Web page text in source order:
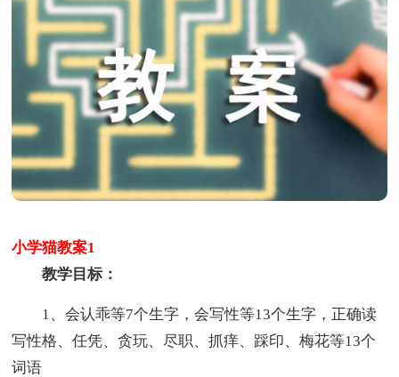
小学猫教案1
教学目标：
1、会认乖等7个生字，会写性等13个生字，正确读
写性格、任凭、贪玩、尽职、抓痒、踩印、梅花等13个
词语